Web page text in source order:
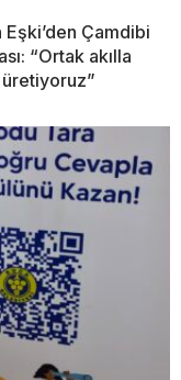
Eşki’den Çamdibi
“Ortak akılla